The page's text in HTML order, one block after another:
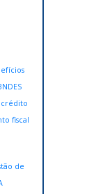
crédito
fiscal
de